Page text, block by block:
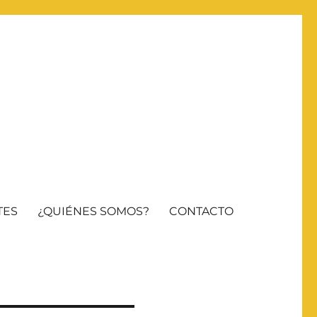
¿QUIÉNES SOMOS? CONTACTO